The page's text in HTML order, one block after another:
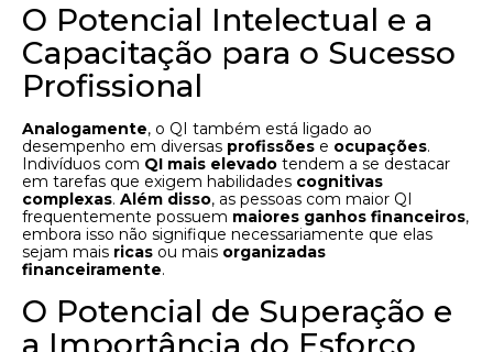
O Potencial Intelectual e a
Capacitação para o Sucesso
Profissional
Analogamente, o QI também está ligado ao
desempenho em diversas profissões e ocupações.
Indivíduos com QI mais elevado tendem a se destacar
em tarefas que exigem habilidades cognitivas
complexas. Além disso, as pessoas com maior QI
frequentemente possuem maiores ganhos financeiros,
embora isso não signifique necessariamente que elas
sejam mais ricas ou mais organizadas
financeiramente.
O Potencial de Superação e
a Importância do Esforço